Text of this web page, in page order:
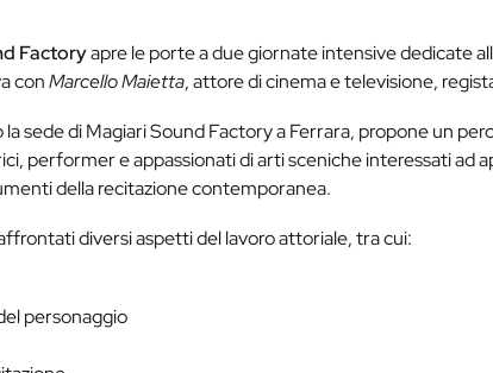
Factoryapre le porte a due giornate intensive dedicate
conMarcello Maietta, attore di cinema e televisione,
sede di Magiari Sound Factory a Ferrara, propone un
performer e appassionati di arti sceniche interessati ad
della recitazione contemporanea.
diversi aspetti del lavoro attoriale, tra cui:
personaggio